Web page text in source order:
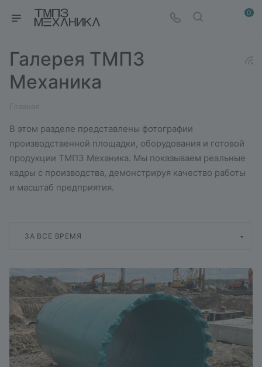
0
Галерея ТМПЗ
Механика
В этом разделе представлены фотографии
производственной площадки, оборудования и готовой
продукции ТМПЗ Механика. Мы показываем реальные
кадры с производства, демонстрируя качество работы
и масштаб предприятия.
ЗА ВСЕ ВРЕМЯ